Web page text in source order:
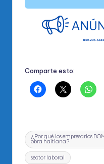
Comparte esto:
Etiquetas:
¿Por qué los empresarios
obra haitiana?
sector laboral